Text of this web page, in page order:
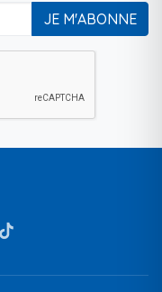
JE M'ABONNE